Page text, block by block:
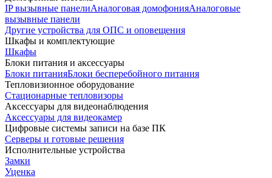
IP вызывные панелиАналоговая домофонияАналоговые
вызывные панели
Другие устройства для ОПС и оповещения
Шкафы и комплектующие
Шкафы
Блоки питания и аксессуары
Блоки питанияБлоки бесперебойного питания
Тепловизионное оборудование
Стационарные тепловизоры
Аксессуары для видеонаблюдения
Аксессуары для видеокамер
Цифровые системы записи на базе ПК
Серверы и готовые решения
Исполнительные устройства
Замки
Уценка